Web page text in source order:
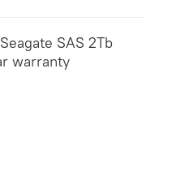
SAS 2Tb
warranty